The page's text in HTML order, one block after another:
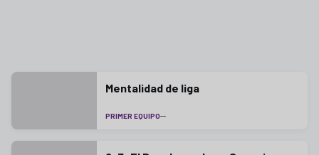
Mentalidad de liga
PRIMER EQUIPO